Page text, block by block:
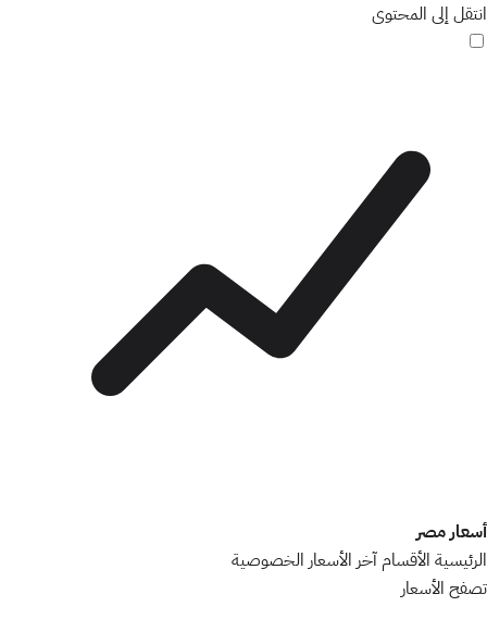
انتقل إلى المحتوى
أسعار مصر
الرئيسية الأقسام آخر الأسعار الخصوصية
تصفح الأسعار